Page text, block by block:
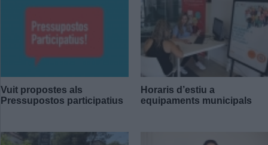
Vuit propostes als
Pressupostos participatius
Horaris d’estiu a
equipaments municipals